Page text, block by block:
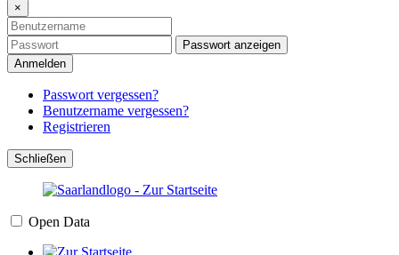
×
Passwort anzeigen
Anmelden
Passwort vergessen?
Benutzername vergessen?
Registrieren
Schließen
Open Data